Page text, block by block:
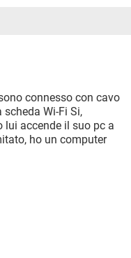
connesso con cavo
Wi-Fi Si,
lui accende il suo pc a
ho un computer